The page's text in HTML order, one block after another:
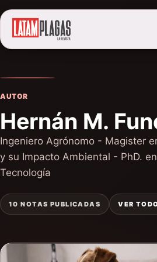
AUTOR
Hernán M.
Ingeniero Agrónomo - Magister
y su Impacto Ambiental - PhD.
Tecnología
10 NOTAS PUBLICADAS VER